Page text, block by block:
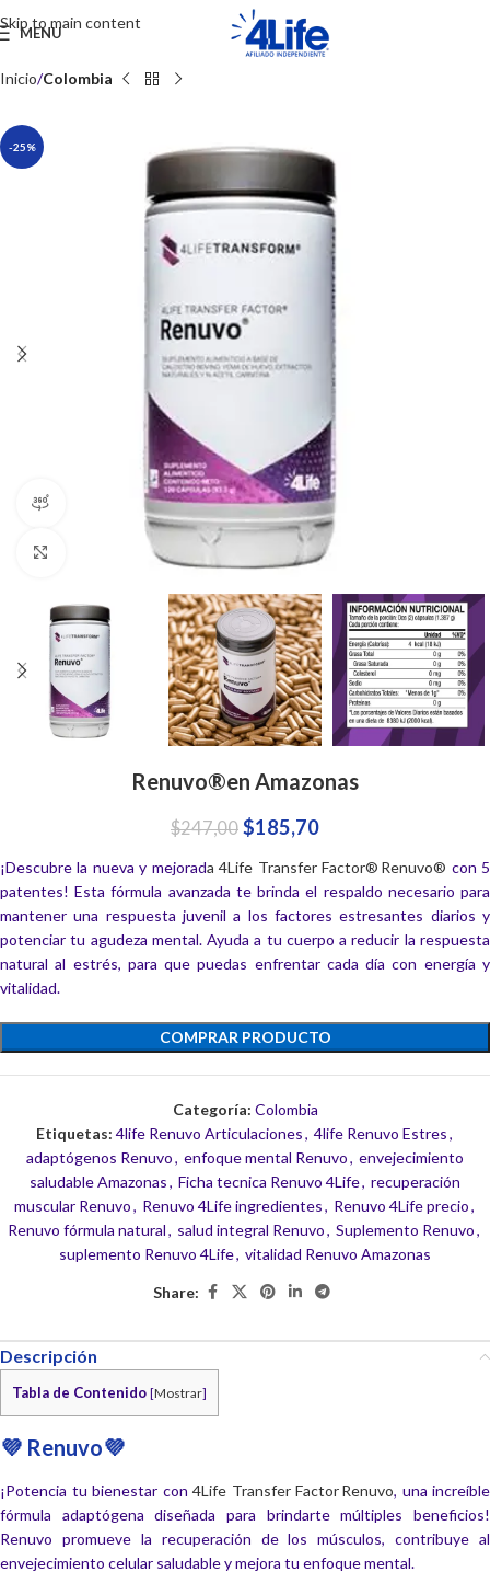
Skip to main content
MENU
Inicio Colombia
-25%
360 product view
Click to enlarge
Renuvo®en Amazonas
$247,00 $185,70
¡Descubre la nueva y mejorada 4Life Transfer Factor® Renuvo® con 5
patentes! Esta fórmula avanzada te brinda el respaldo necesario para
mantener una respuesta juvenil a los factores estresantes diarios y
potenciar tu agudeza mental. Ayuda a tu cuerpo a reducir la respuesta
natural al estrés, para que puedas enfrentar cada día con energía y
vitalidad.
COMPRAR PRODUCTO
Categoría: Colombia
Etiquetas: 4life Renuvo Articulaciones, 4life Renuvo Estres,
adaptógenos Renuvo, enfoque mental Renuvo, envejecimiento
saludable Amazonas, Ficha tecnica Renuvo 4Life, recuperación
muscular Renuvo, Renuvo 4Life ingredientes, Renuvo 4Life precio,
Renuvo fórmula natural, salud integral Renuvo, Suplemento Renuvo,
suplemento Renuvo 4Life, vitalidad Renuvo Amazonas
Share:
Descripción
Tabla de Contenido [Mostrar]
💜 Renuvo💜
¡Potencia tu bienestar con 4Life Transfer Factor Renuvo, una increíble
fórmula adaptógena diseñada para brindarte múltiples beneficios!
Renuvo promueve la recuperación de los músculos, contribuye al
envejecimiento celular saludable y mejora tu enfoque mental.